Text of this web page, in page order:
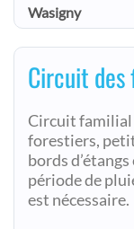
Wasigny
Circuit des
Circuit familial
forestiers,
bords
période de
est nécessaire.